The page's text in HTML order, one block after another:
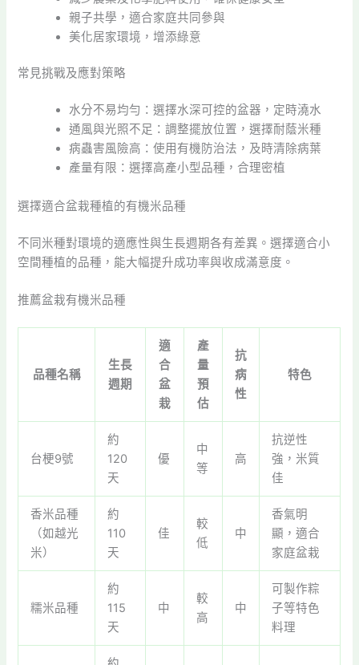
親子共學，適合家庭共同參與
美化居家環境，增添綠意
常見挑戰及應對策略
水分不易均勻：選擇水深可控的盆器，定時澆水
通風與光照不足：調整擺放位置，選擇耐蔭米種
病蟲害風險高：使用有機防治法，及時清除病葉
產量有限：選擇高產小型品種，合理密植
選擇適合盆栽種植的有機米品種
不同米種對環境的適應性與生長週期各有差異。選擇適合小
空間種植的品種，能大幅提升成功率與收成滿意度。
推薦盆栽有機米品種
品種名稱
生長
週期
適
合
盆
栽
產
量
預
估
抗
病
性
特色
台梗9號
約
120
天
優
中
等
高
抗逆性
強，米質
佳
香米品種
（如越光
米）
約
110
天
佳
較
低
中
香氣明
顯，適合
家庭盆栽
糯米品種
約
115
天
中
較
高
中
可製作粽
子等特色
料理